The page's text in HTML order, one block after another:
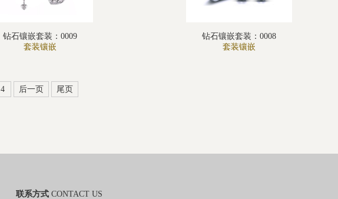
钻石镶嵌套装：0009
套装镶嵌
钻石镶嵌套装：0008
套装镶嵌
4 后一页 尾页
联系方式 CONTACT US